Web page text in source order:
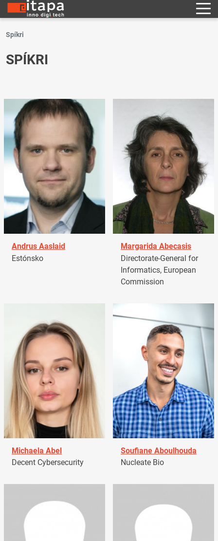
Spíkri
SPÍKRI
Andrus Aaslaid
Estónsko
Margarida Abecasis
Directorate-General for
Informatics, European
Commission
Michaela Abel
Decent Cybersecurity
Soufiane Aboulhouda
Nucleate Bio